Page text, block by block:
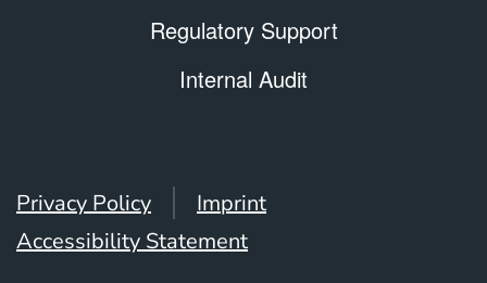
Regulatory Support
Internal Audit
Privacy Policy
Imprint
Accessibility Statement